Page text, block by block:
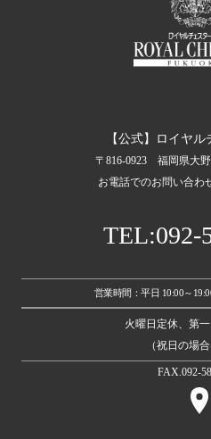
【公式】ロイヤ
〒816-0923 福岡県大
お電話でのお問い合わ
TEL:092-
営業時間：平日 10:00～
火曜日定休、第
（祝日の場
FAX.092-